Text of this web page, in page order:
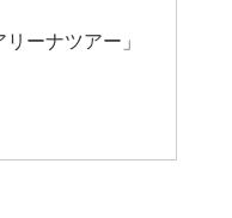
ーナツアー」